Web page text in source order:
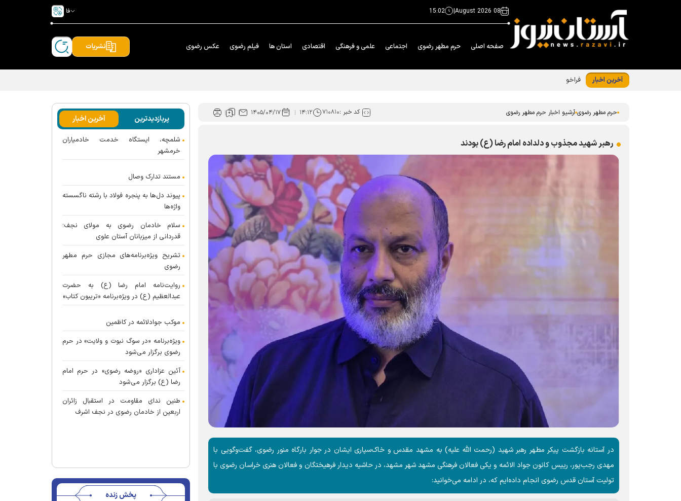
08 August 2026
|
15:02 فا
صفحه اصلی حرم مطهر رضوی اجتماعی علمی و فرهنگی اقتصادی استان ها فیلم رضوی عکس رضوی نشریات
آخرین اخبار فراخوان مشارکت زائران و مجاوران در طرح «خدمت در بهشت» حرم رضوی
حرم مطهر رضوی آرشیو اخبار حرم مطهر رضوی کد خبر :۷۱۰۸۱۰ ۱۴:۱۲ ۱۴۰۵/۰۴/۱۷
رهبر شهید مجذوب و دلداده امام رضا (ع) بودند
در آستانه بازگشت پیکر مطهر رهبر شهید (رحمت الله علیه) به مشهد مقدس و خاک‌سپاری ایشان در جوار بارگاه منور رضوی، گفت‌وگویی با
مهدی رجب‌پور، رییس کانون جواد الائمه و یکی فعالان فرهنگی مشهد شهر مشهد، در حاشیه دیدار فرهیختگان و فعالان هنری خراسان رضوی با
تولیت آستان قدس رضوی انجام داده‌ایم که، در ادامه می‌خوانید:
پربازدیدترین آخرین اخبار
شلمچه، ایستگاه خدمت خادمیاران
خرمشهر
مستند تدارک وصال
پیوند دل‌ها به پنجره فولاد با رشته ناگسسته
واژه‌ها
سلام خادمان رضوی به مولای نجف؛
قدردانی از میزبانان آستان علوی
تشریح ویژه‌برنامه‌های مجازی حرم مطهر
رضوی
روایت‌نامه امام رضا (ع) به حضرت
عبدالعظیم (ع) در ویژه‌برنامه «تریبون کتاب»
موکب جوادلائمه در کاظمین
ویژه‌برنامه «در سوگ نبوت و ولایت» در حرم
رضوی برگزار می‌شود
آئین عزاداری «روضه رضوی» در حرم امام
رضا (ع) برگزار می‌شود
طنین ندای مقاومت در استقبال زائران
اربعین از خادمان رضوی در نجف اشرف
پخش زنده